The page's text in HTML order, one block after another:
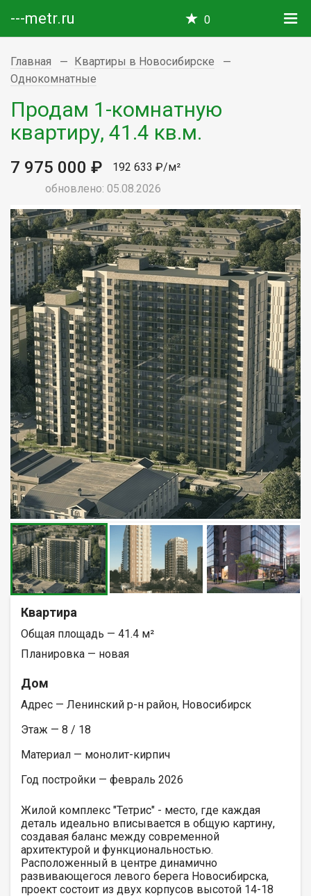
---metr.ru 0
Главная
Квартиры в Новосибирске
Однокомнатные
Продам 1-комнатную
квартиру, 41.4 кв.м.
7 975 000 ₽
192 633 ₽/м²
обновлено: 05.08.2026
Квартира
Общая площадь — 41.4 м²
Планировка — новая
Дом
Адрес — Ленинский р-н район, Новосибирск
Этаж — 8 / 18
Материал — монолит-кирпич
Год постройки — февраль 2026
Жилой комплекс "Тетрис" - место, где каждая
деталь идеально вписывается в общую картину,
создавая баланс между современной
архитектурой и функциональностью.
Расположенный в центре динамично
развивающегося левого берега Новосибирска,
проект состоит из двух корпусов высотой 14-18